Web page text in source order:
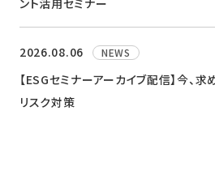
ント活用セミナー
2026.08.06 NEWS
【ESGセミナーアーカイブ配信】今、
リスク対策